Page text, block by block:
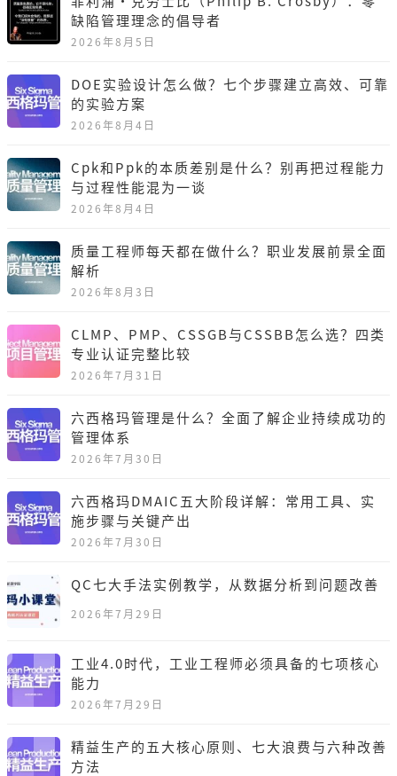
缺陷管理理念的倡导者
2026年8月5日
DOE实验设计怎么做？七个步骤建立高效、可靠
的实验方案
2026年8月4日
Cpk和Ppk的本质差别是什么？别再把过程能力
与过程性能混为一谈
2026年8月4日
质量工程师每天都在做什么？职业发展前景全面
解析
2026年8月3日
CLMP、PMP、CSSGB与CSSBB怎么选？四类
专业认证完整比较
2026年7月31日
六西格玛管理是什么？全面了解企业持续成功的
管理体系
2026年7月30日
六西格玛DMAIC五大阶段详解：常用工具、实
施步骤与关键产出
2026年7月30日
QC七大手法实例教学，从数据分析到问题改善
2026年7月29日
工业4.0时代，工业工程师必须具备的七项核心
能力
2026年7月29日
精益生产的五大核心原则、七大浪费与六种改善
方法